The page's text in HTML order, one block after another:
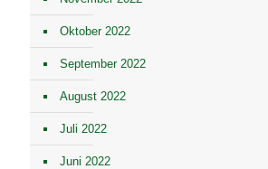
Oktober 2022
September 2022
August 2022
Juli 2022
Juni 2022